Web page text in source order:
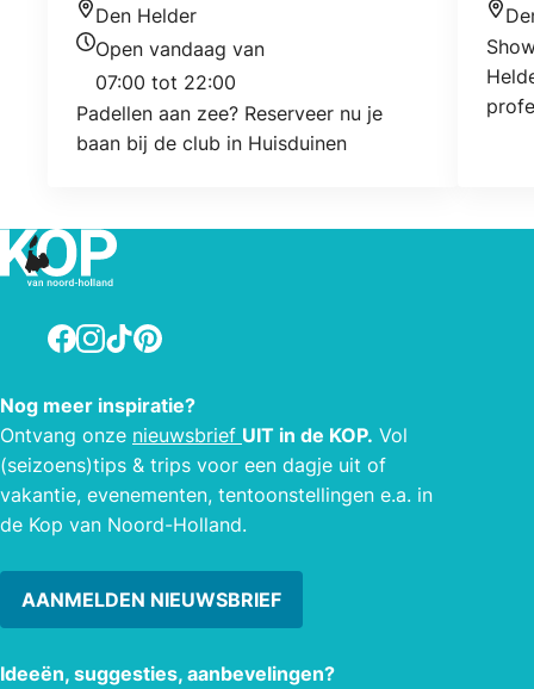
Locatie
Den Helder
Openingstijden vandaag
Open vandaag van
07:00 tot 22:00
Padellen aan zee? Reserveer nu je
baan bij de club in Huisduinen
Facebook
Instagram
TikTokPinterest
Nog meer inspiratie?
Ontvang onze nieuwsbrief UIT in de KOP. Vol
(seizoens)tips & trips voor een dagje uit of
vakantie, evenementen, tentoonstellingen e.a. in
de Kop van Noord-Holland.
AANMELDEN NIEUWSBRIEF
Ideeën, suggesties, aanbevelingen?